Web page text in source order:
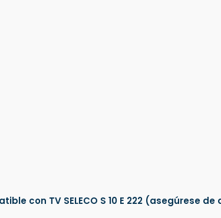
con TV SELECO S 10 E 222 (asegúrese de